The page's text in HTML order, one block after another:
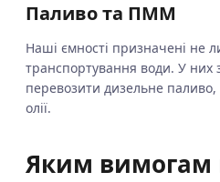
Паливо та ПММ
Наші ємності призначені не
транспортування води. У них
перевозити дизельне паливо,
олії.
Яким вимогам